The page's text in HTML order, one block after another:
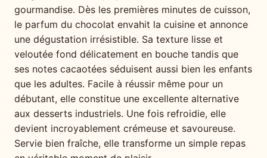
gourmandise. Dès les premières minutes de cuisson,
le parfum du chocolat envahit la cuisine et annonce
une dégustation irrésistible. Sa texture lisse et
veloutée fond délicatement en bouche tandis que
ses notes cacaotées séduisent aussi bien les enfants
que les adultes. Facile à réussir même pour un
débutant, elle constitue une excellente alternative
aux desserts industriels. Une fois refroidie, elle
devient incroyablement crémeuse et savoureuse.
Servie bien fraîche, elle transforme un simple repas